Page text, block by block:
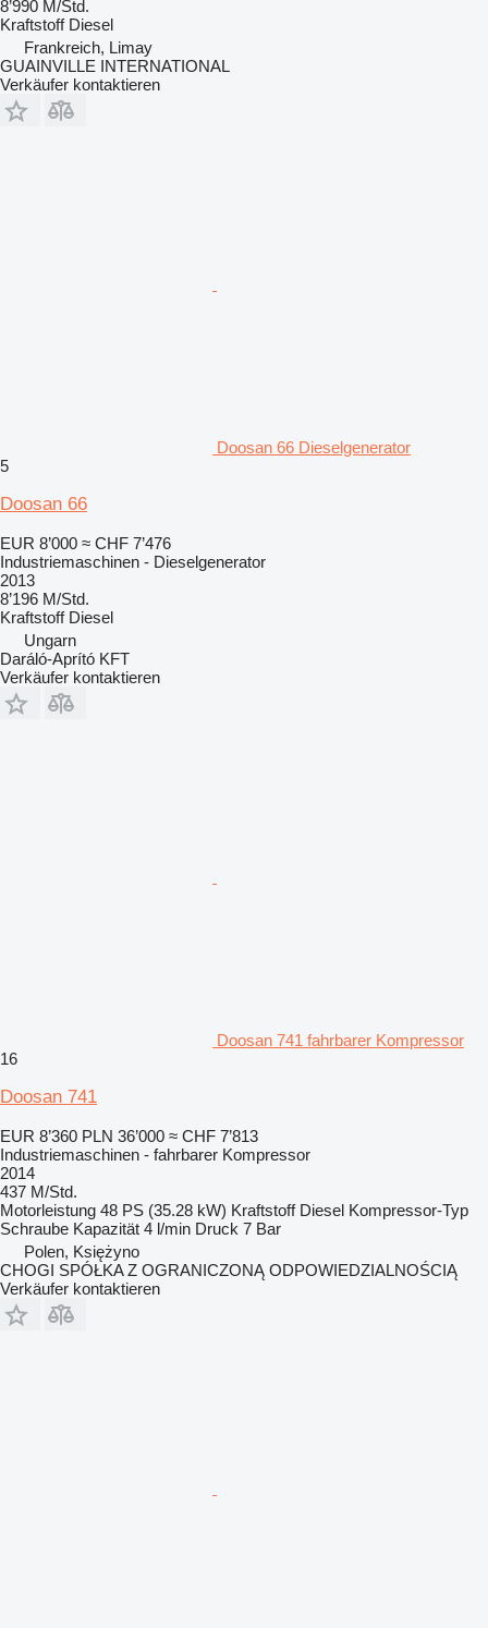
8’990 M/Std.
Kraftstoff Diesel
Frankreich, Limay
GUAINVILLE INTERNATIONAL
Verkäufer kontaktieren
Doosan 66 Dieselgenerator
5
Doosan 66
EUR 8’000 ≈ CHF 7’476
Industriemaschinen - Dieselgenerator
2013
8’196 M/Std.
Kraftstoff Diesel
Ungarn
Daráló-Aprító KFT
Verkäufer kontaktieren
Doosan 741 fahrbarer Kompressor
16
Doosan 741
EUR 8’360 PLN 36’000 ≈ CHF 7’813
Industriemaschinen - fahrbarer Kompressor
2014
437 M/Std.
Motorleistung 48 PS (35.28 kW) Kraftstoff Diesel Kompressor-Typ
Schraube Kapazität 4 l/min Druck 7 Bar
Polen, Księżyno
CHOGI SPÓŁKA Z OGRANICZONĄ ODPOWIEDZIALNOŚCIĄ
Verkäufer kontaktieren